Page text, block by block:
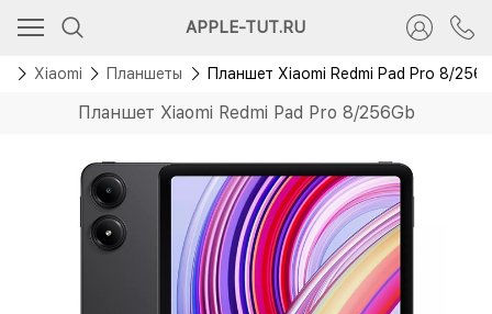
APPLE-TUT.RU
Xiaomi Планшеты Планшет Xiaomi Redmi Pad Pro 8/
Планшет Xiaomi Redmi Pad Pro 8/256Gb
Скидка 4 000 руб.
Новинка